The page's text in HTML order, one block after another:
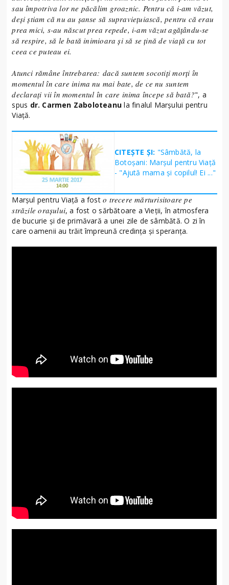
sau împotriva lor ne păcălim groaznic. Pentru că i-am văzut,
deși știam că nu au șanse să supraviețuiască, pentru că erau
prea mici, s-au născut prea repede, i-am văzut agățându-se
să respire, să le bată inimioara și să se țină de viață cu tot
ceea ce puteau ei.
Atunci rămâne întrebarea: dacă suntem socotiți morți în
momentul în care inima nu mai bate, de ce nu suntem
declarați vii în momentul în care inima începe să bată?", a
spus dr. Carmen Zaboloteanula finalul Marșului pentru
Viață.
CITEȘTE ȘI: "Sâmbătă, la
Botoșani: Marșul pentru Viață
- "Ajută mama și copilul! Ei ..."
Marșul pentru Viață a fosto trecere mărturisitoare pe
străzile orașului, a fost o sărbătoare a Vieții, în atmosfera
de bucurie și de primăvară a unei zile de sâmbătă. O zi în
care oamenii au trăit împreună credința și speranța.